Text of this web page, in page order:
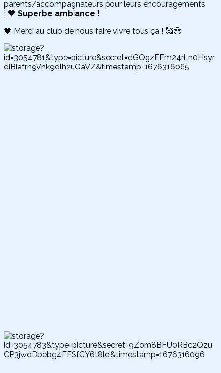
parents/accompagnateurs pour leurs encouragements
! 🧡 Superbe ambiance !
🧡 Merci au club de nous faire vivre tous ça ! 🥰😍